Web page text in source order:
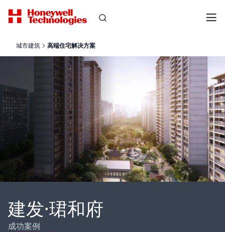
城市建筑 高端住宅解决方案
建发·珺和府
成功案例